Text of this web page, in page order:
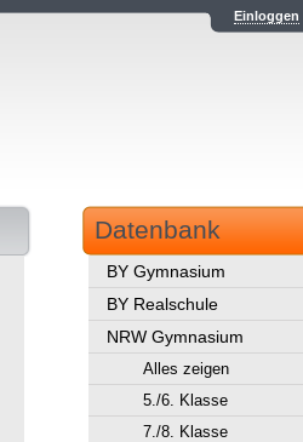
Einloggen
Datenbank
BY Gymnasium
BY Realschule
NRW Gymnasium
Alles zeigen
5./6. Klasse
7./8. Klasse